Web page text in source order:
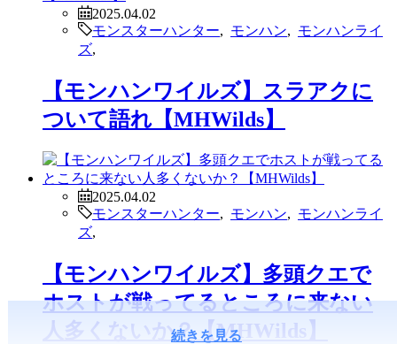
続きを見る
2025.04.02
モンスターハンター
モンハン
モンハンライ
ズ
【モンハンワイルズ】スラアクに
ついて語れ【MHWilds】
2025.04.02
モンスターハンター
モンハン
モンハンライ
ズ
【モンハンワイルズ】多頭クエで
ホストが戦ってるところに来ない
人多くないか？【MHWilds】